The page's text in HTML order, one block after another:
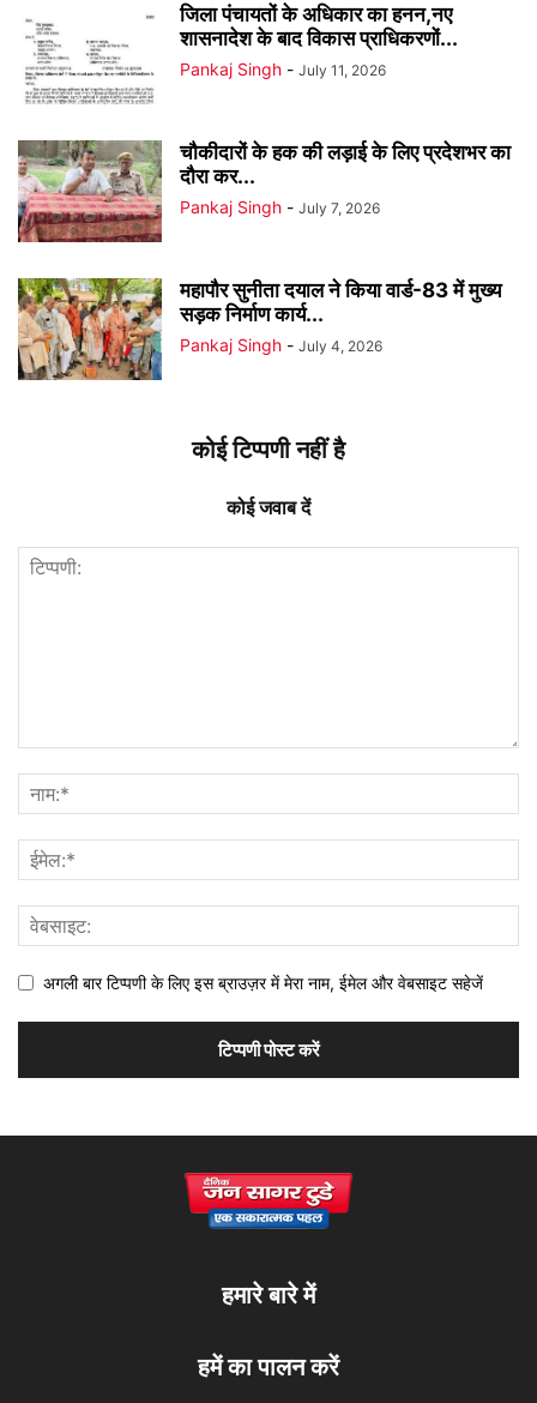
जिला पंचायतों के अधिकार का हनन,नए
शासनादेश के बाद विकास प्राधिकरणों...
Pankaj Singh - July 11, 2026
चौकीदारों के हक की लड़ाई के लिए प्रदेशभर का
दौरा कर...
Pankaj Singh - July 7, 2026
महापौर सुनीता दयाल ने किया वार्ड-83 में मुख्य
सड़क निर्माण कार्य...
Pankaj Singh - July 4, 2026
कोई टिप्पणी नहीं है
कोई जवाब दें
अगली बार टिप्पणी के लिए इस ब्राउज़र में मेरा नाम, ईमेल और वेबसाइट सहेजें
हमारे बारे में
हमें का पालन करें